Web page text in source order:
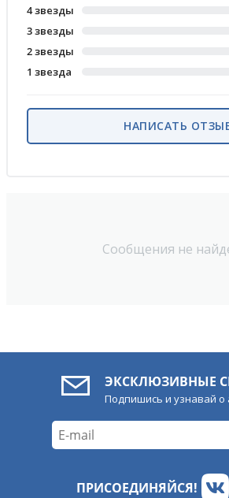
Сообщения не
4 звезды
3 звезды
2 звезды
1 звезда
НАПИСАТЬ
ЭКСКЛЮЗИВНЫЕ
Подпишись и узнавай о
ПРИСОЕДИНЯЙСЯ!